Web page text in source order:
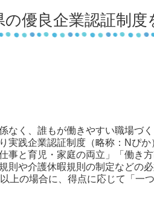
の優良企業認証制度
なく、誰もが働きやすい職場づ
実践企業認証制度（略称：Nぴか
事と育児・家庭の両立」「働き
則や介護休暇規則の制定などの
上の場合に、得点に応じて「一